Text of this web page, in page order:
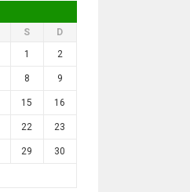
S
D
1
2
8 9
15 16
22 23
29 30